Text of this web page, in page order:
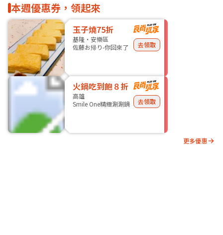
本週優惠券，領起來
玉子燒75折
基隆・安樂區
佐藤お帰り-你回來了
去領取
火鍋吃到飽８折
高雄
Smile One精緻涮涮鍋
去領取
更多優惠